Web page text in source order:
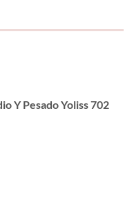
Y Pesado Yoliss 702